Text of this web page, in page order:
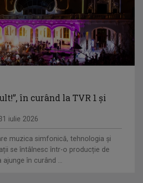
în presă, Monica Ghiurco ...
în curând la TVR 1 și
iulie 2026
muzica simfonică, tehnologia și
se întâlnesc într-o producție de
ajunge în curând ...